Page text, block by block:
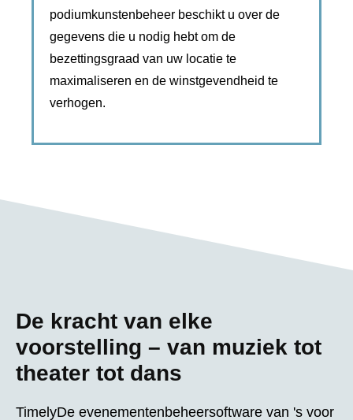
podiumkunstenbeheer beschikt u over de
gegevens die u nodig hebt om de
bezettingsgraad van uw locatie te
maximaliseren en de winstgevendheid te
verhogen.
De kracht van elke
voorstelling – van muziek tot
theater tot dans
TimelyDe evenementenbeheersoftware van 's voor